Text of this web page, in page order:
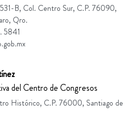
B, Col. Centro Sur, C.P. 76090,
Qro.
del Centro de Congresos
Histórico, C.P. 76000, Santiago de